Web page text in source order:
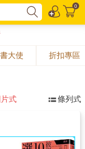
0
大使 折扣專區
片式 條列式